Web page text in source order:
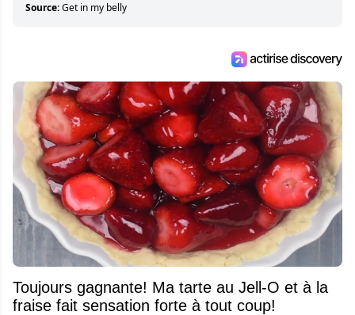
Source:Get in my belly
Toujours gagnante! Ma tarte au Jell-O et à la
fraise fait sensation forte à tout coup!